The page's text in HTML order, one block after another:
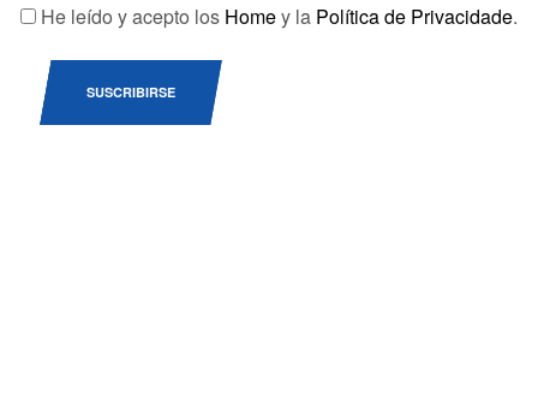
He leído y acepto los Homey la Política de Privacidade.
SUSCRIBIRSE